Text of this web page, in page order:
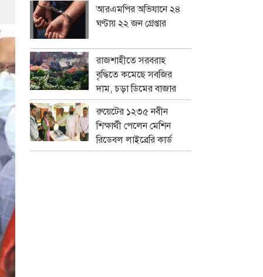
আরএমপির অভিযানে ২৪
ঘণ্টায় ২২ জন গ্রেপ্তার
রাজশাহীতে সরবরাহ
বৃদ্ধিতে কমেছে সবজির
দাম, চড়া ডিমের বাজার
রুয়েটের ১২৩৫ নবীন
শিক্ষার্থী পেলেন মেশিন
রিডেবল লাইব্রেরি কার্ড